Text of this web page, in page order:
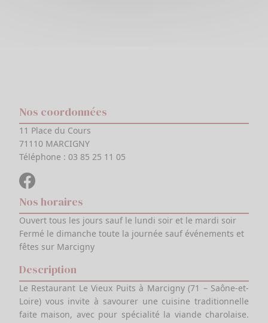
Nos coordonnées
11 Place du Cours
71110 MARCIGNY
Téléphone : 03 85 25 11 05
Nos horaires
Ouvert tous les jours sauf le lundi soir et le mardi soir
Fermé le dimanche toute la journée sauf événements et
fêtes sur Marcigny
Description
Le Restaurant Le Vieux Puits à Marcigny (71 – Saône-et-
Loire) vous invite à savourer une cuisine traditionnelle
faite maison, avec pour spécialité la viande charolaise.